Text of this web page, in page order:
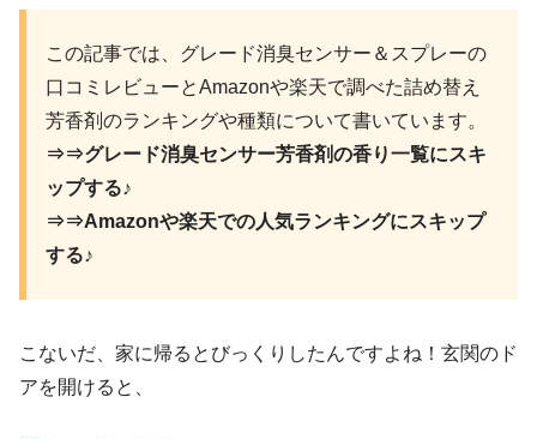
この記事では、グレード消臭センサー＆スプレーの
口コミレビューとAmazonや楽天で調べた詰め替え
芳香剤のランキングや種類について書いています。
⇒⇒グレード消臭センサー芳香剤の香り一覧にスキ
ップする♪
⇒⇒Amazonや楽天での人気ランキングにスキップ
する♪
こないだ、家に帰るとびっくりしたんですよね！玄関のド
アを開けると、